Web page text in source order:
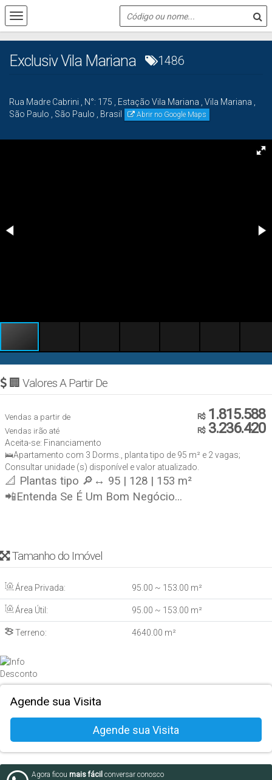
Exclusiv Vila Mariana 1486
Rua Madre Cabrini N°: 175 Estação Vila Mariana Vila Mariana
São Paulo
São Paulo Brasil Abrir no Google Maps
🏢 Valores A Partir De
R$1.815.588
Vendas a partir de
R$3.236.420
Vendas irão até
Aceita-se: Financiamento
🛌Apartamento com 3 Dorms., planta tipo de 95 m² e 2 vagas;
Consultar unidade (s) disponível e valor atualizado.
📐 Plantas tipo 🔎↔ 95 | 128 | 153 m²
📲Entenda Se É Um Bom Negócio...
Tamanho do Imóvel
Área Privada: 95.00 ~ 153.00 m²
Área Útil: 95.00 ~ 153.00 m²
Terreno: 4640.00 m²
Agende sua Visita
Agora ficou mais fácil conversar conosco